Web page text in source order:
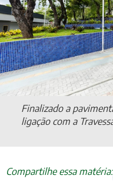
Finalizado a
ligação com a
Compartilhe essa matéria: